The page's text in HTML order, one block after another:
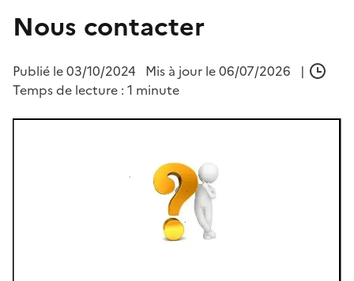
Nous contacter
Publié le03/10/2024 Mis à jour le 06/07/2026
|
Temps de lecture : 1 minute